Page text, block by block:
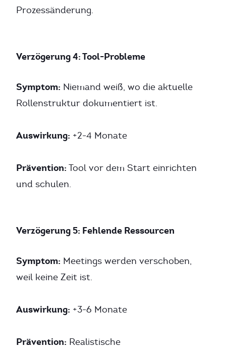
Prozessänderung.
Verzögerung 4: Tool-Probleme
Symptom: Niemand weiß, wo die aktuelle
Rollenstruktur dokumentiert ist.
Auswirkung: +2-4 Monate
Prävention: Tool vor dem Start einrichten
und schulen.
Verzögerung 5: Fehlende Ressourcen
Symptom: Meetings werden verschoben,
weil keine Zeit ist.
Auswirkung: +3-6 Monate
Prävention: Realistische